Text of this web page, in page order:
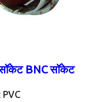
BNC सॉकेट